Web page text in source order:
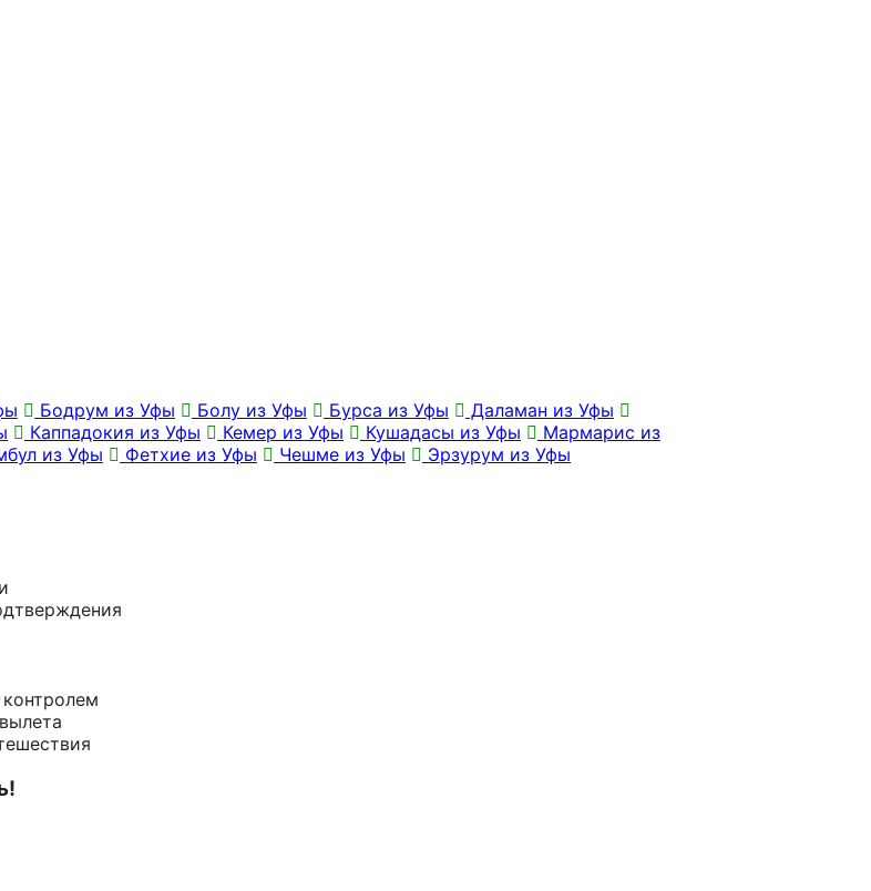
Бодрум из Уфы Болу из Уфы Бурса из Уфы
Даламан из Уфы
Каппадокия из Уфы Кемер из Уфы Кушадасы из Уфы
Мармарис из
из Уфы Фетхие из Уфы Чешме из Уфы
Эрзурум из Уфы